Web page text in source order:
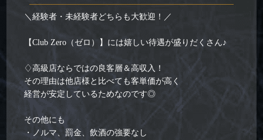
＼経験者・未経験者どちらも大歓迎！／
【Club Zero（ゼロ）】には嬉しい待遇が盛りだくさん♪
♢高級店ならではの良客層＆高収入！
その理由は他店様と比べても客単価が高く
経営が安定しているためなのです◎
その他にも
・ノルマ、罰金、飲酒の強要なし